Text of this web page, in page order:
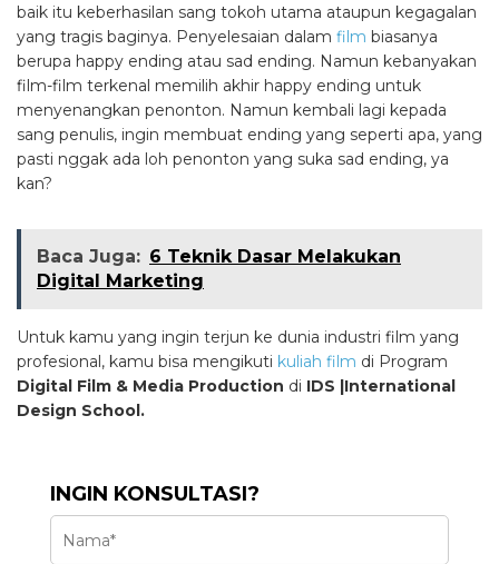
baik itu keberhasilan sang tokoh utama ataupun kegagalan
yang tragis baginya. Penyelesaian dalam film biasanya
berupa happy ending atau sad ending. Namun kebanyakan
film-film terkenal memilih akhir happy ending untuk
menyenangkan penonton. Namun kembali lagi kepada
sang penulis, ingin membuat ending yang seperti apa, yang
pasti nggak ada loh penonton yang suka sad ending, ya
kan?
Baca Juga: 6 Teknik Dasar Melakukan
Digital Marketing
Untuk kamu yang ingin terjun ke dunia industri film yang
profesional, kamu bisa mengikuti kuliah film di Program
Digital Film & Media Production di IDS |International
Design School.
INGIN KONSULTASI?